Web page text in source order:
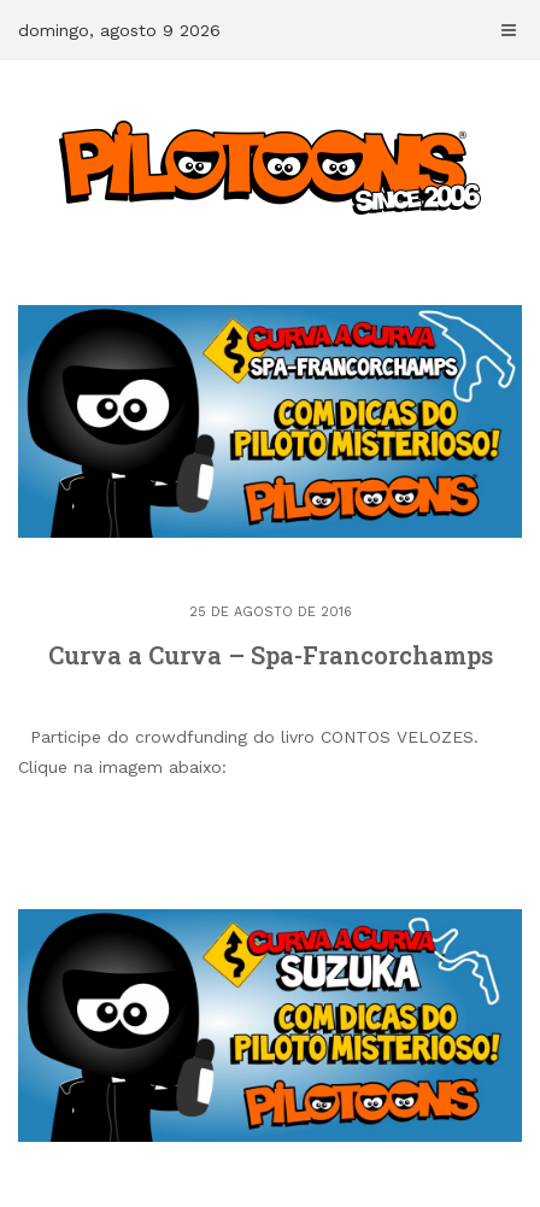
domingo, agosto 9 2026
25 DE AGOSTO DE 2016
Curva a Curva – Spa-Francorchamps
Participe do crowdfunding do livro CONTOS VELOZES.
Clique na imagem abaixo: